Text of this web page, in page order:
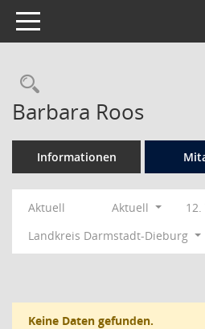
Toggle navigation
Rechercheauswahl
Barbara Roos
Informationen
Aktuell Aktuell
Landkreis Darmstadt-Dieburg
Keine Daten gefunden.